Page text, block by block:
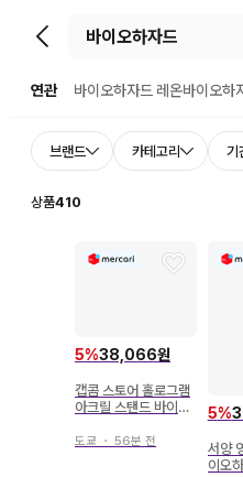
뒤로가기
연관 바이오하자드 레온바이오하
브랜드 카테고리 기
상품410
5%38,066원
캡콤 스토어 홀로그램
아크릴 스탠드 바이오
도쿄 ・ 56분 전
5%
서양
이오